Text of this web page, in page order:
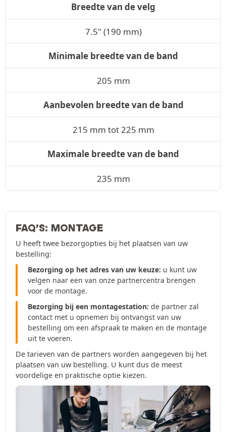
Breedte van de velg
7.5" (190 mm)
Minimale breedte van de band
205 mm
Aanbevolen breedte van de band
215 mm tot 225 mm
Maximale breedte van de band
235 mm
FAQ’S: MONTAGE
U heeft twee bezorgopties bij het plaatsen van uw
bestelling:
Bezorging op het adres van uw keuze: u kunt uw
velgen naar een van onze partnercentra brengen
voor de montage.
Bezorging bij een montagestation: de partner zal
contact met u opnemen bij ontvangst van uw
bestelling om een afspraak te maken en de montage
uit te voeren.
De tarieven van de partners worden aangegeven bij het
plaatsen van uw bestelling. U kunt dus de meest
voordelige en praktische optie kiezen.